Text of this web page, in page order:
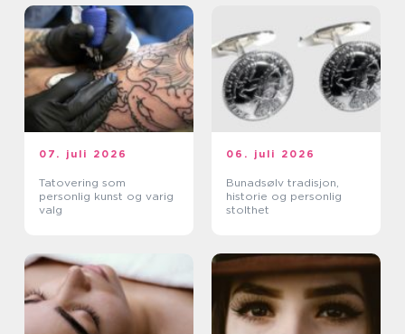
07. juli 2026
Tatovering som
personlig kunst og varig
valg
06. juli 2026
Bunadsølv tradisjon,
historie og personlig
stolthet